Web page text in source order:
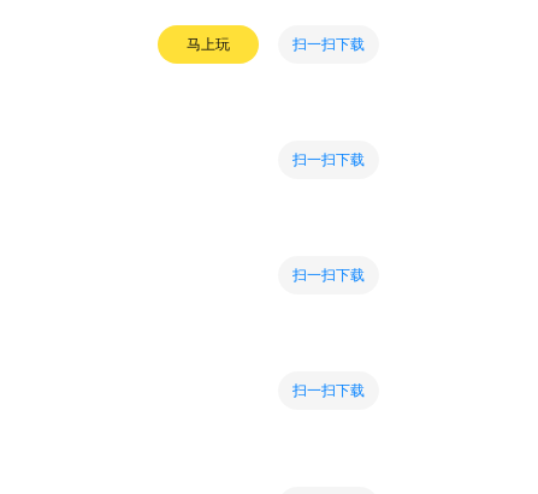
马上玩 扫一扫下载
扫一扫下载
扫一扫下载
扫一扫下载